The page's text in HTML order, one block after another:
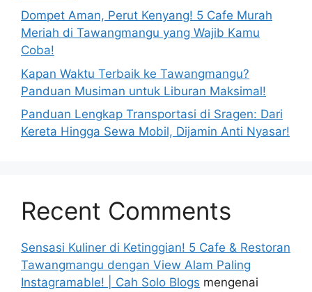
Dompet Aman, Perut Kenyang! 5 Cafe Murah
Meriah di Tawangmangu yang Wajib Kamu
Coba!
Kapan Waktu Terbaik ke Tawangmangu?
Panduan Musiman untuk Liburan Maksimal!
Panduan Lengkap Transportasi di Sragen: Dari
Kereta Hingga Sewa Mobil, Dijamin Anti Nyasar!
Recent Comments
Sensasi Kuliner di Ketinggian! 5 Cafe & Restoran
Tawangmangu dengan View Alam Paling
Instagramable! | Cah Solo Blogs mengenai